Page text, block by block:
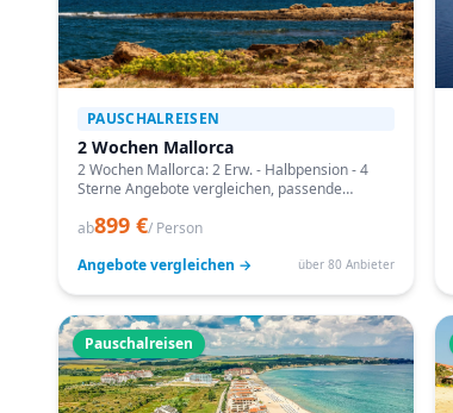
PAUSCHALREISEN
2 Wochen Mallorca
2 Wochen Mallorca: 2 Erw. - Halbpension - 4
Sterne Angebote vergleichen, passende
buchen.
ab899 €/ Person
Angebote vergleichen →
über 80 Anbieter
Pauschalreisen